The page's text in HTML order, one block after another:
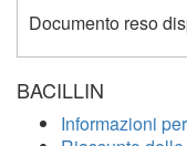
Documento reso
BACILLIN
Informazioni